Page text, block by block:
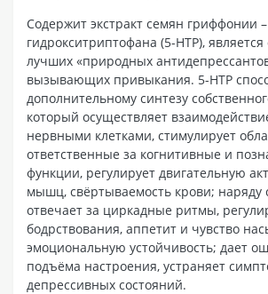
Содержит экстракт семян гриффонии
гидрокситриптофана (5-НТР),
лучших «природных
вызывающих привыкания. 5-НТР
дополнительному синтезу
который осуществляет
нервными клетками, стимулирует
ответственные за когнитивные и
функции, регулирует двигательную
мышц, свёртываемость крови; наряду
отвечает за циркадные ритмы,
бодрствования, аппетит и чувство
эмоциональную устойчивость; дает
подъёма настроения, устраняет
депрессивных состояний.